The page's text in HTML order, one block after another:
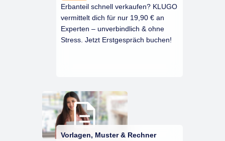
Erbanteil schnell verkaufen? KLUGO
vermittelt dich für nur 19,90 € an
Experten – unverbindlich & ohne
Stress. Jetzt Erstgespräch buchen!
Vorlagen, Muster & Rechner